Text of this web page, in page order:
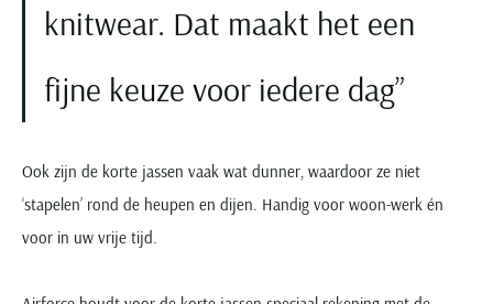
knitwear. Dat maakt het een
fijne keuze voor iedere dag
Ook zijn de korte jassen vaak wat dunner, waardoor ze niet
‘stapelen’ rond de heupen en dijen. Handig voor woon-werk én
voor in uw vrije tijd.